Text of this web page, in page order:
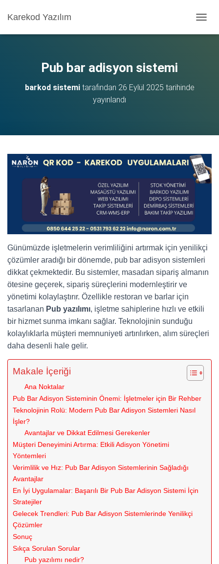
Karekod Yazılım
E
A
Pub bar adisyon sistemi
barkod sistemitarafından 26 Eylül 2025 tarihinde
yayınlandı
Günümüzde işletmelerin verimliliğini artırmak için yenilikçi
çözümler aradığı bir dönemde, pub bar adisyon sistemleri
dikkat çekmektedir. Bu sistemler, masadan sipariş almanın
ötesine geçerek, sipariş süreçlerini modernleştirir ve
yönetimi kolaylaştırır. Özellikle restoran ve barlar için
tasarlanan Pub yazılımı, işletme sahiplerine hızlı ve etkili
bir hizmet sunma imkanı sağlar. Teknolojinin sunduğu
kolaylıklarla müşteri memnuniyeti artırılırken, alım süreçleri
daha desenli hale gelir.
Makale İçeriği
Ana Noktalar
Pub Bar Adisyon Sisteminin Önemi: İşletmeler için Bir Rehber
Teknolojinin Rolü: Modern Pub Bar Adisyon Sistemleri Nasıl
İşler?
Avantajlar ve Dikkat Edilmesi Gerekenler
Müşteri Deneyimini Artırma: Etkili Adisyon Yönetimi
Yöntemleri
Verimlilik ve Hız: Pub Bar Adisyon Sistemlerinin Sağladığı
Avantajlar
En İyi Uygulamalar: Başarılı Bir Pub Bar Adisyon Sistemi İçin
Stratejiler
Gelecek Trendleri: Pub Bar Adisyon Sistemlerinde Yenilikçi
Çözümler
Sonuç
Sıkça Sorulan Sorular
Pub yazılımı nedir?